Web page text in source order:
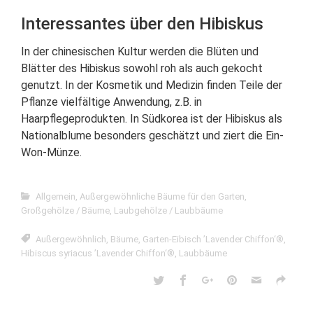
Interessantes über den Hibiskus
In der chinesischen Kultur werden die Blüten und
Blätter des Hibiskus sowohl roh als auch gekocht
genutzt. In der Kosmetik und Medizin finden Teile der
Pflanze vielfältige Anwendung, z.B. in
Haarpflegeprodukten. In Südkorea ist der Hibiskus als
Nationalblume besonders geschätzt und ziert die Ein-
Won-Münze.
Allgemein, Außergewöhnliche Bäume für den Garten,
Großgehölze / Bäume, Laubgehölze / Laubbäume
Außergewöhnlich, Bäume, Garten-Eibisch ’Lavender Chiffon‘®,
Hibiscus syriacus ’Lavender Chiffon‘®, Laubbäume